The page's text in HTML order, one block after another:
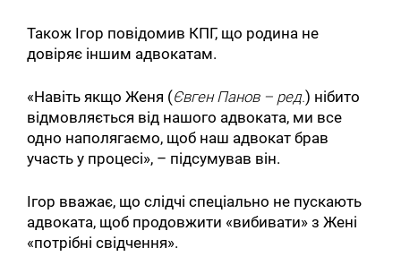
Також Ігор повідомив КПГ, що родина не
довіряє іншим адвокатам.
«Навіть якщо Женя (Євген Панов – ред.) нібито
відмовляється від нашого адвоката, ми все
одно наполягаємо, щоб наш адвокат брав
участь у процесі», – підсумував він.
Ігор вважає, що слідчі спеціально не пускають
адвоката, щоб продовжити «вибивати» з Жені
«потрібні свідчення».